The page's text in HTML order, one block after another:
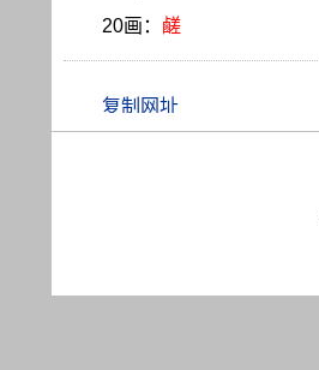
20画： 鹺